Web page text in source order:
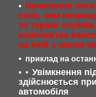
Нанесення
скло, чим
та термін
комплектах
на якій з часом
приклад на
Увімкнення
здійснюється
автомобіля